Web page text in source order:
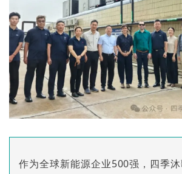
作为全球新能源企业500强，四季